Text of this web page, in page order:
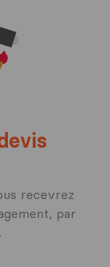
recevrez
par